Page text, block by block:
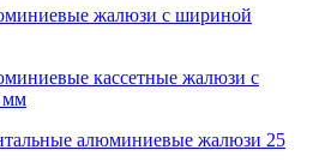
жалюзи с шириной
кассетные жалюзи с
мм
алюминиевые жалюзи 25